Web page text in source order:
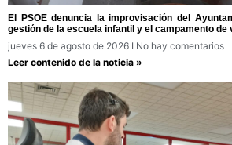
El PSOE denuncia la improvisación del
gestión de la escuela infantil y el campamento de
jueves 6 de agosto de 2026
No hay comentarios
Leer contenido de la noticia »